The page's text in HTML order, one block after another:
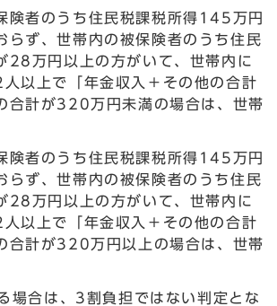
険者のうち住民税課税所得145万円
らず、世帯内の被保険者のうち住民
28万円以上の方がいて、世帯内に
以上で「年金収入＋その他の合計
合計が320万円未満の場合は、世帯
険者のうち住民税課税所得145万円
らず、世帯内の被保険者のうち住民
28万円以上の方がいて、世帯内に
以上で「年金収入＋その他の合計
合計が320万円以上の場合は、世帯
場合は、3割負担ではない判定とな